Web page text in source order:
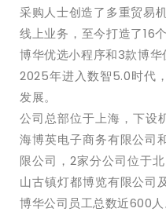
采购人士创造了多重贸易
线上业务，至今打造了16
博华优选小程序和3款博华
2025年进入数智5.0时代
发展。
公司总部位于上海，下设
海博英电子商务有限公司
限公司，2家分公司位于
山古镇灯都博览有限公司
博华公司员工总数近600人